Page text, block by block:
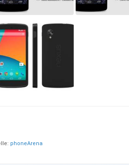
phoneArena